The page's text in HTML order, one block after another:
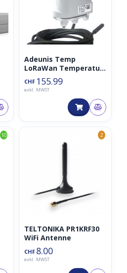
Adeunis Temp
LoRaWan Temperatur
Sensor 868MHz (1x
intern, 1x extern, IP68)
CHF 155.99
exkl. MWST
10 2
TELTONIKA PR1KRF30
WiFi Antenne
CHF 8.00
exkl. MWST